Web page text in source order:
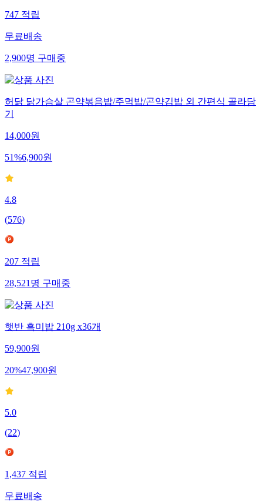
747적립
무료배송
2,900명구매중
허닭 닭가슴살 곤약볶음밥/주먹밥/곤약김밥 외 간편식 골라담
기
14,000원
51%6,900원
4.8
(576)
207적립
28,521명구매중
햇반 흑미밥 210g x36개
59,900원
20%47,900원
5.0
(22)
1,437적립